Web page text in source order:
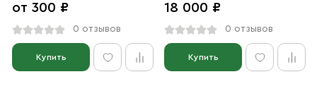
от 300 ₽
0 отзывов
Купить
18 000 ₽
0 отзывов
Купить